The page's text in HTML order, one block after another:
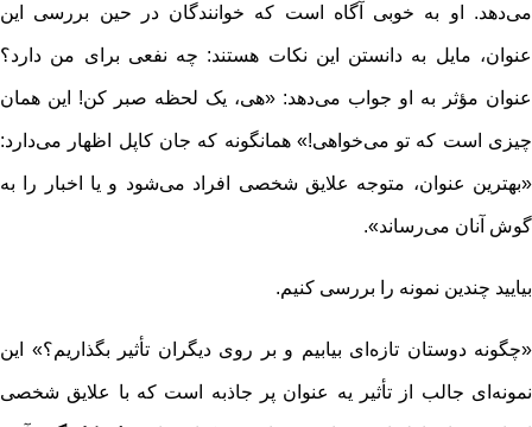
می‌دهد. او به خوبی آگاه است که خوانندگان در حین بررسی این
عنوان، مایل به دانستن این نکات هستند: چه نفعی برای من دارد؟
عنوان مؤثر به او جواب می‌دهد: «هی، یک لحظه صبر کن! این همان
چیزی است که تو می‌خواهی!» همانگونه که جان کاپل اظهار می‌دارد:
«بهترین عنوان، متوجه علایق شخصی افراد می‌شود و یا اخبار را به
گوش آنان می‌رساند».
بیایید چندین نمونه را بررسی کنیم.
«چگونه دوستان تازه‌ای بیابیم و بر روی دیگران تأثیر بگذاریم؟» این
نمونه‌ای جالب از تأثیر یه عنوان پر جاذبه است که با علایق شخصی